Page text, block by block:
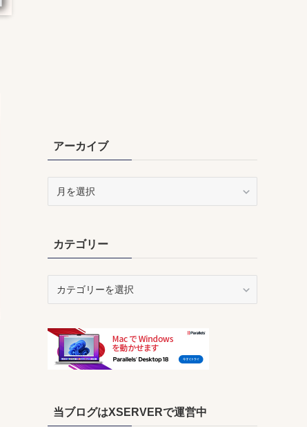
アーカイブ
ブカテゴリー
リ
当ブログはXSERVERで運営中